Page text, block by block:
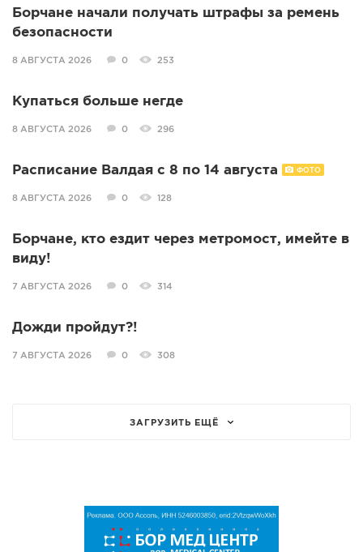
Борчане начали получать штрафы за ремень
безопасности
8 АВГУСТА 2026 0 253
Купаться больше негде
8 АВГУСТА 2026 0 296
Расписание Валдая с 8 по 14 августа ФОТО
8 АВГУСТА 2026 0 128
Борчане, кто ездит через метромост, имейте в
виду!
7 АВГУСТА 2026 0 314
Дожди пройдут?!
7 АВГУСТА 2026 0 308
ЗАГРУЗИТЬ ЕЩЁ